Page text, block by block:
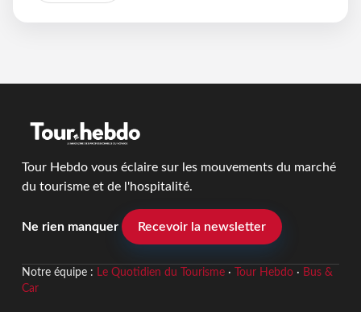
Tour Hebdo vous éclaire sur les mouvements du marché
du tourisme et de l'hospitalité.
Ne rien manquer Recevoir la newsletter
Notre équipe : Le Quotidien du Tourisme· Tour Hebdo· Bus &
Car